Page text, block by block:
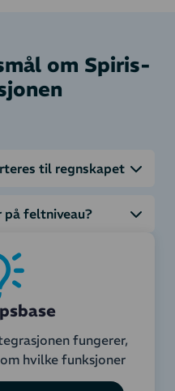
om Spiris-
til regnskapet
på feltniveau?
fungerer,
hvilke funksjoner